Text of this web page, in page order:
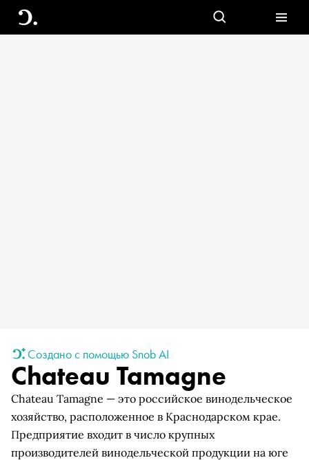
Создано с помощью Snob AI
Chateau Tamagne
Chateau Tamagne — это российское винодельческое
хозяйство, расположенное в Краснодарском крае.
Предприятие входит в число крупных
производителей винодельческой продукции на юге